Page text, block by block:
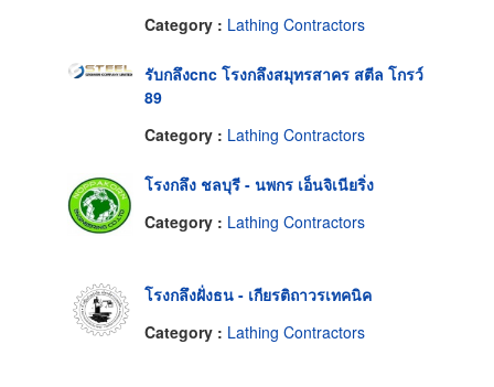
Category : Lathing Contractors
รับกลึงcnc โรงกลึงสมุทรสาคร สตีล โกรว์
89
Category : Lathing Contractors
โรงกลึง ชลบุรี - นพกร เอ็นจิเนียริ่ง
Category : Lathing Contractors
โรงกลึงฝั่งธน - เกียรติถาวรเทคนิค
Category : Lathing Contractors